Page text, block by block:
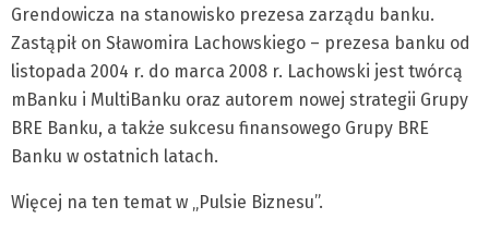
Grendowicza na stanowisko prezesa zarządu banku.
Zastąpił on Sławomira Lachowskiego – prezesa banku od
listopada 2004 r. do marca 2008 r. Lachowski jest twórcą
mBanku i MultiBanku oraz autorem nowej strategii Grupy
BRE Banku, a także sukcesu finansowego Grupy BRE
Banku w ostatnich latach.
Więcej na ten temat w „Pulsie Biznesu”.